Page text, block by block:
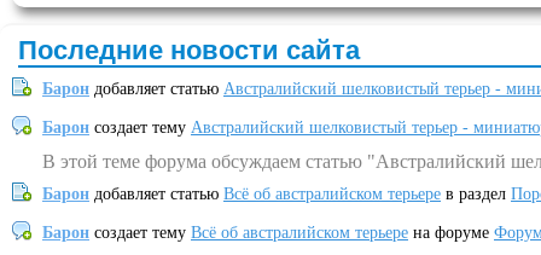
Последние новости сайта
Барон добавляет статью Австралийский шелковистый терьер -
Барон создает тему Австралийский шелковистый терьер -
В этой теме форума обсуждаем статью "Австралийский
Барон добавляет статью Всё об австралийском терьере в раздел
Барон создает тему Всё об австралийском терьере на форуме